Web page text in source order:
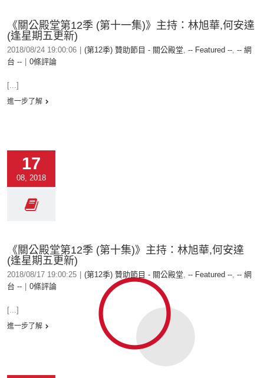
《關公殿堂第12季 (第十一集)》主持：林旭華,何安達
(逢星期五更新)
2018/08/24 19:00:06 (第12季) 贊助節目 - 關公殿堂, -- Featured --, -- 網
台 --
0條評論
[...]
進一步了解
17
08, 2018
《關公殿堂第12季 (第十集)》主持：林旭華,何安達
(逢星期五更新)
2018/08/17 19:00:25 (第12季) 贊助節目 - 關公殿堂, -- Featured --, -- 網
台 --
0條評論
[...]
進一步了解